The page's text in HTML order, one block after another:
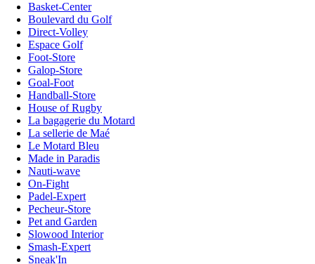
Basket-Center
Boulevard du Golf
Direct-Volley
Espace Golf
Foot-Store
Galop-Store
Goal-Foot
Handball-Store
House of Rugby
La bagagerie du Motard
La sellerie de Maé
Le Motard Bleu
Made in Paradis
Nauti-wave
On-Fight
Padel-Expert
Pecheur-Store
Pet and Garden
Slowood Interior
Smash-Expert
Sneak'In